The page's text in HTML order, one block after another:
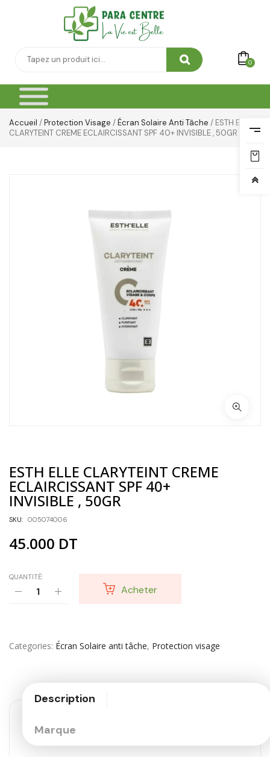
0
Accueil /Protection Visage /Écran Solaire Anti Tâche / ESTH ELLE
CLARYTEINT CREME ECLAIRCISSANT SPF 40+ INVISIBLE , 50GR
ESTH ELLE CLARYTEINT CREME
ECLAIRCISSANT SPF 40+
INVISIBLE , 50GR
SKU: 005074006
45.000 DT
QUANTITÉ:
Acheter
Categories Écran Solaire anti tâche, Protection visage
Description
Marque